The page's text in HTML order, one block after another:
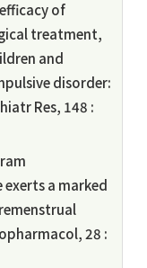
of
treatment,
and
disorder:
Res, 148 :
a marked
28 :